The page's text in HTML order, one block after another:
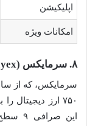
اپلیکیشن
امکانات ویژه
۸. سرمایکس (Sarmayex)
این